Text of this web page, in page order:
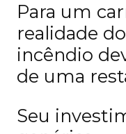
Para um
realidade
incêndio
de uma
Seu